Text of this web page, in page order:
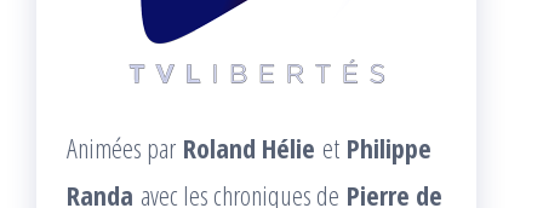
Animées par Roland Hélie et Philippe
Randa avec les chroniques de Pierre de